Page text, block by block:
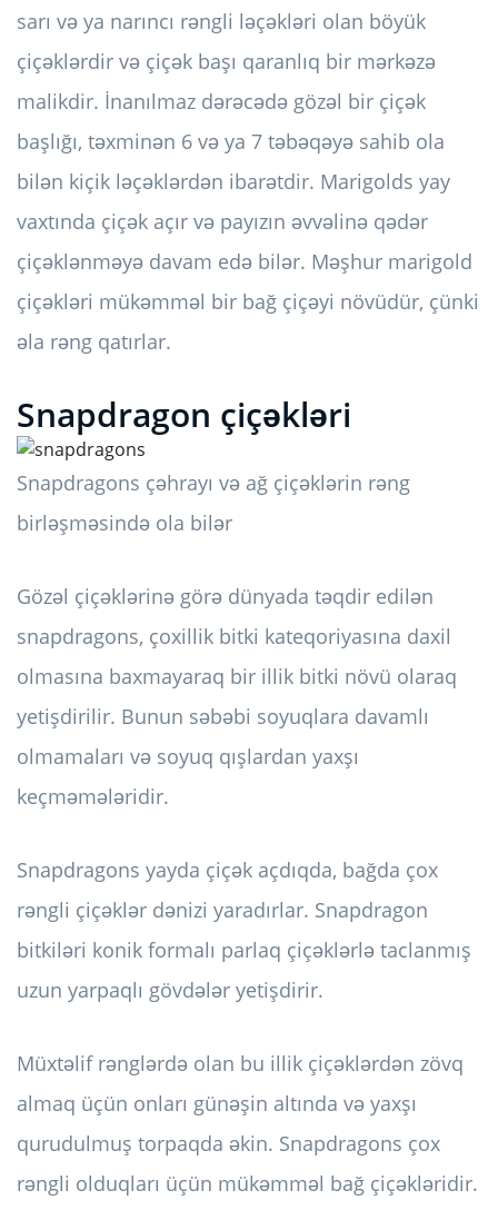
sarı və ya narıncı rəngli ləçəkləri olan böyük
çiçəklərdir və çiçək başı qaranlıq bir mərkəzə
malikdir. İnanılmaz dərəcədə gözəl bir çiçək
başlığı, təxminən 6 və ya 7 təbəqəyə sahib ola
bilən kiçik ləçəklərdən ibarətdir. Marigolds yay
vaxtında çiçək açır və payızın əvvəlinə qədər
çiçəklənməyə davam edə bilər. Məşhur marigold
çiçəkləri mükəmməl bir bağ çiçəyi növüdür, çünki
əla rəng qatırlar.
Snapdragon çiçəkləri
Snapdragons çəhrayı və ağ çiçəklərin rəng
birləşməsində ola bilər
Gözəl çiçəklərinə görə dünyada təqdir edilən
snapdragons, çoxillik bitki kateqoriyasına daxil
olmasına baxmayaraq bir illik bitki növü olaraq
yetişdirilir. Bunun səbəbi soyuqlara davamlı
olmamaları və soyuq qışlardan yaxşı
keçməmələridir.
Snapdragons yayda çiçək açdıqda, bağda çox
rəngli çiçəklər dənizi yaradırlar. Snapdragon
bitkiləri konik formalı parlaq çiçəklərlə taclanmış
uzun yarpaqlı gövdələr yetişdirir.
Müxtəlif rənglərdə olan bu illik çiçəklərdən zövq
almaq üçün onları günəşin altında və yaxşı
qurudulmuş torpaqda əkin. Snapdragons çox
rəngli olduqları üçün mükəmməl bağ çiçəkləridir.